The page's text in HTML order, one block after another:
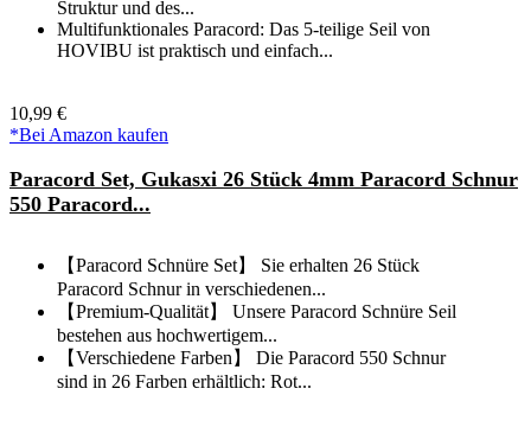
Struktur und des...
Multifunktionales Paracord: Das 5-teilige Seil von
HOVIBU ist praktisch und einfach...
10,99 €
*Bei Amazon kaufen
Paracord Set, Gukasxi 26 Stück 4mm Paracord Schnur
550 Paracord...
【Paracord Schnüre Set】 Sie erhalten 26 Stück
Paracord Schnur in verschiedenen...
【Premium-Qualität】 Unsere Paracord Schnüre Seil
bestehen aus hochwertigem...
【Verschiedene Farben】 Die Paracord 550 Schnur
sind in 26 Farben erhältlich: Rot...